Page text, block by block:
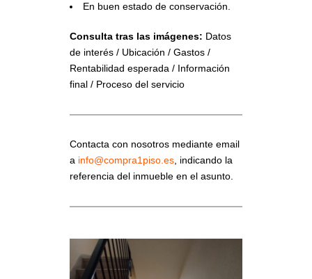
En buen estado de conservación.
Consulta tras las imágenes: Datos
de interés / Ubicación / Gastos /
Rentabilidad esperada / Información
final / Proceso del servicio
Contacta con nosotros mediante email
a info@compra1piso.es , indicando la
referencia del inmueble en el asunto.